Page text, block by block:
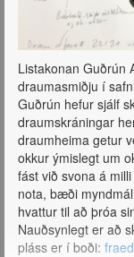
Listakonan Guðrún
draumasmiðju í
Guðrún hefur sjálf
draumskráningar
draumheima getur
okkur ýmislegt um
fást við svona á
nota, bæði
hvattur til að þróa
Nauðsynlegt er að
pláss er í boði: